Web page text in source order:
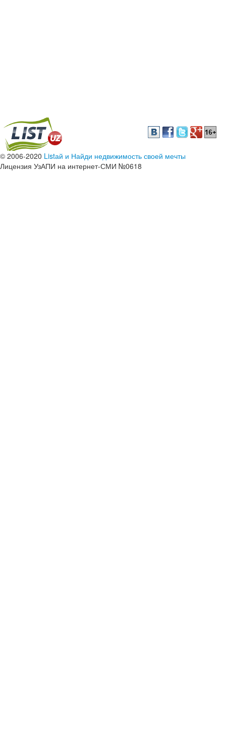
© 2006-2020 Listай и Найди недвижимость своей мечты
Лицензия УзАПИ на интернет-СМИ №0618